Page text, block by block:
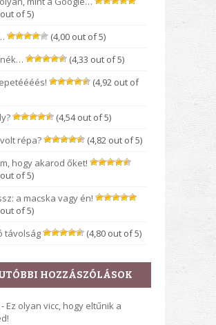
of 5)
(4,00 out of 5)
(4,33 out of 5)
(4,92 out of
(4,54 out of 5)
répa?
(4,82 out of 5)
hogy akarod őket!
of 5)
a macska vagy én!
of 5)
távolság
(4,80 out of 5)
HOZZÁSZÓLÁSOK
- Ez olyan vicc, hogy eltűnik a